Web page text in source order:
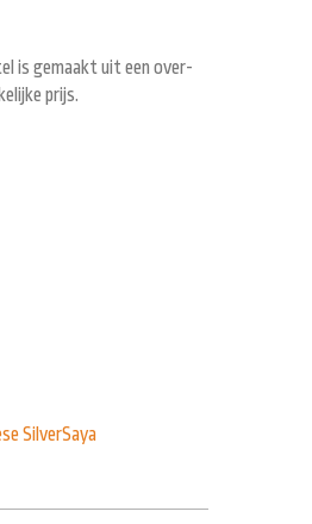
is gemaakt uit een over-
prijs.
SilverSaya